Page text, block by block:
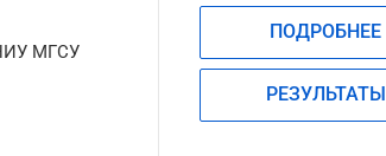
МГСУ
ПОДРОБНЕЕ
РЕЗУЛЬТАТЫ